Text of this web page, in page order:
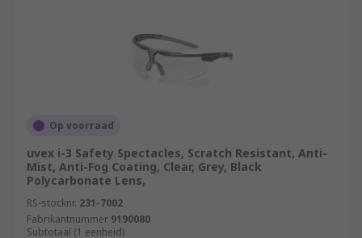
Op voorraad
uvex i-3 Safety Spectacles, Scratch Resistant, Anti-
Mist, Anti-Fog Coating, Clear, Grey, Black
Polycarbonate Lens,
RS-stocknr. 231-7002
Fabrikantnummer 9190080
Subtotaal (1 eenheid)